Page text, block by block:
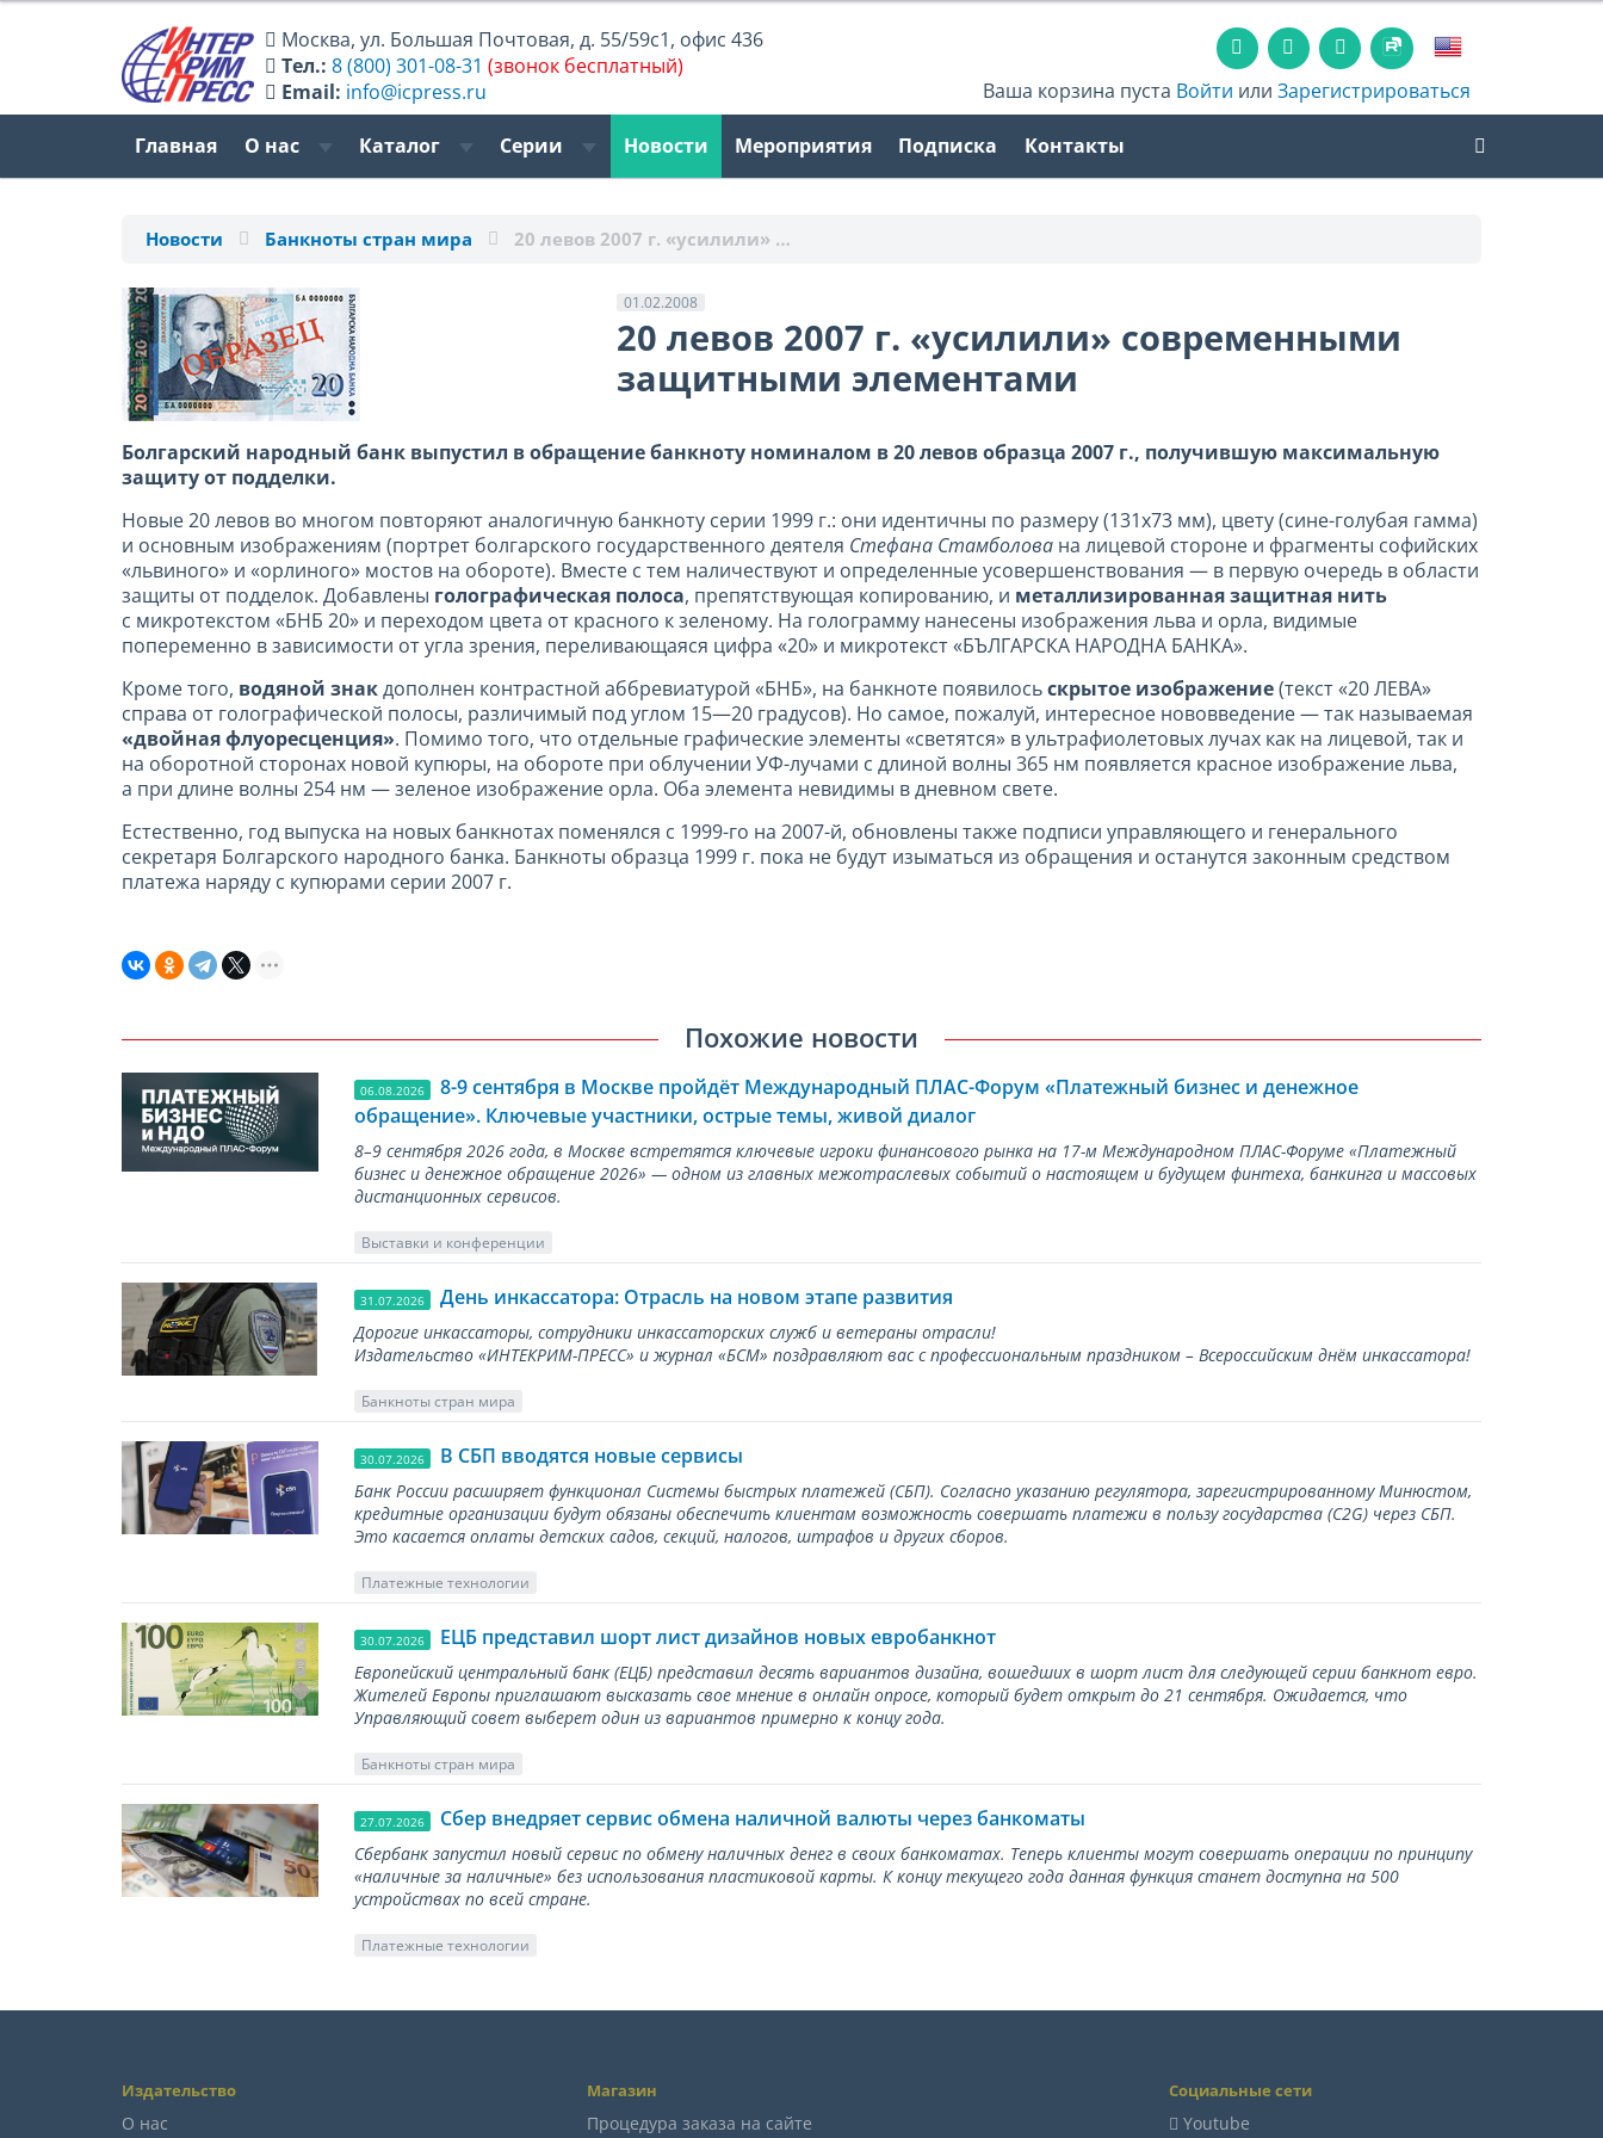
Москва,ул. Большая Почтовая, д. 55/59с1, офис 436
Тел.: 8 (800) 301-08-31 (звонок бесплатный)
Email: info@icpress.ru Ваша корзина пуста Войти илиЗарегистрироваться
Главная О нас Каталог Серии Новости Мероприятия Подписка Контакты
Новости Банкноты стран мира 20 левов 2007 г. «усилили» …
01.02.2008
20 левов 2007 г. «усилили» современными
защитными элементами
Болгарский народный банк выпустил в обращение банкноту номиналом в 20 левов образца 2007 г., получившую максимальную
защиту от подделки.
Новые 20 левов во многом повторяют аналогичную банкноту серии 1999 г.: они идентичны по размеру (131х73 мм), цвету (сине-голубая гамма)
и основным изображениям (портрет болгарского государственного деятеля Стефана Стамболова на лицевой стороне и фрагменты софийских
«львиного» и «орлиного» мостов на обороте). Вместе с тем наличествуют и определенные усовершенствования — в первую очередь в области
защиты от подделок. Добавлены голографическая полоса, препятствующая копированию, и металлизированная защитная нить
с микротекстом «БНБ 20» и переходом цвета от красного к зеленому. На голограмму нанесены изображения льва и орла, видимые
попеременно в зависимости от угла зрения, переливающаяся цифра «20» и микротекст «БЪЛГАРСКА НАРОДНА БАНКА».
Кроме того, водяной знакдополнен контрастной аббревиатурой «БНБ», на банкноте появилосьскрытое изображение(текст «20 ЛЕВА»
справа от голографической полосы, различимый под углом 15—20 градусов). Но самое, пожалуй, интересное нововведение — так называемая
«двойная флуоресценция». Помимо того, что отдельные графические элементы «светятся» в ультрафиолетовых лучах как на лицевой, так и
на оборотной сторонах новой купюры, на обороте при облучении УФ-лучами с длиной волны 365 нм появляется красное изображение льва,
а при длине волны 254 нм — зеленое изображение орла. Оба элемента невидимы в дневном свете.
Естественно, год выпуска на новых банкнотах поменялся с 1999-го на 2007-й, обновлены также подписи управляющего и генерального
секретаря Болгарского народного банка. Банкноты образца 1999 г. пока не будут изыматься из обращения и останутся законным средством
платежа наряду с купюрами серии 2007 г.
Похожие новости
06.08.2026
8-9 сентября в Москве пройдёт Международный ПЛАС-Форум «Платежный бизнес и денежное
обращение». Ключевые участники, острые темы, живой диалог
8–9 сентября 2026 года, в Москве встретятся ключевые игроки финансового рынка на 17-м Международном ПЛАС-Форуме «Платежный
бизнес и денежное обращение 2026» — одном из главных межотраслевых событий о настоящем и будущем финтеха, банкинга и массовых
дистанционных сервисов.
Выставки и конференции
31.07.2026 День инкассатора: Отрасль на новом этапе развития
Дорогие инкассаторы, сотрудники инкассаторских служб и ветераны отрасли!
Издательство «ИНТЕКРИМ-ПРЕСС» и журнал «БСМ» поздравляют вас с профессиональным праздником – Всероссийским днём инкассатора!
Банкноты стран мира
30.07.2026 В СБП вводятся новые сервисы
Банк России расширяет функционал Системы быстрых платежей (СБП). Согласно указанию регулятора, зарегистрированному Минюстом,
кредитные организации будут обязаны обеспечить клиентам возможность совершать платежи в пользу государства (С2G) через СБП.
Это касается оплаты детских садов, секций, налогов, штрафов и других сборов.
Платежные технологии
30.07.2026 ЕЦБ представил шорт лист дизайнов новых евробанкнот
Европейский центральный банк (ЕЦБ) представил десять вариантов дизайна, вошедших в шорт лист для следующей серии банкнот евро.
Жителей Европы приглашают высказать свое мнение в онлайн опросе, который будет открыт до 21 сентября. Ожидается, что
Управляющий совет выберет один из вариантов примерно к концу года.
Банкноты стран мира
27.07.2026 Сбер внедряет сервис обмена наличной валюты через банкоматы
Сбербанк запустил новый сервис по обмену наличных денег в своих банкоматах. Теперь клиенты могут совершать операции по принципу
«наличные за наличные» без использования пластиковой карты. К концу текущего года данная функция станет доступна на 500
устройствах по всей стране.
Платежные технологии
Издательство
О нас
Магазин
Процедура заказа на сайте
Социальные сети
Youtube